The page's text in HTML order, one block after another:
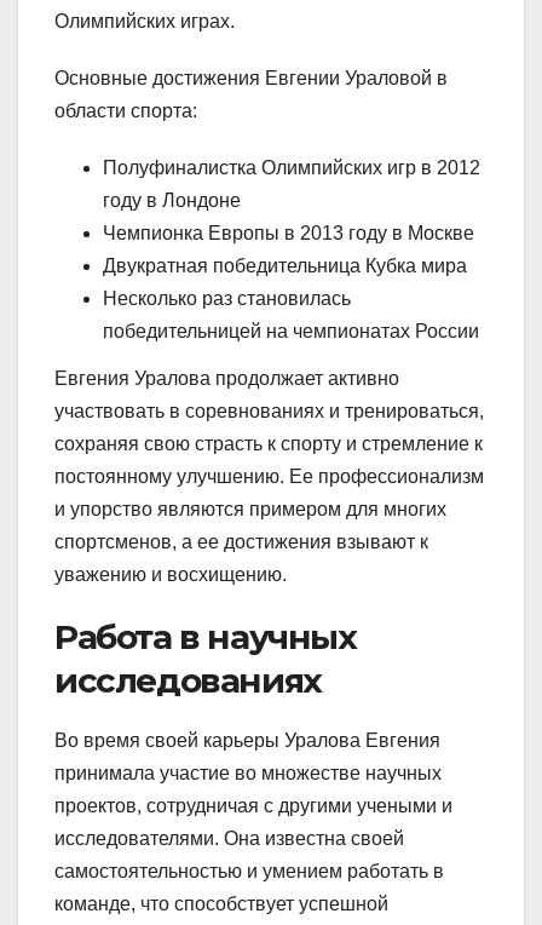
Олимпийских играх.
Основные достижения Евгении Ураловой в
области спорта:
Полуфиналистка Олимпийских игр в 2012
году в Лондоне
Чемпионка Европы в 2013 году в Москве
Двукратная победительница Кубка мира
Несколько раз становилась
победительницей на чемпионатах России
Евгения Уралова продолжает активно
участвовать в соревнованиях и тренироваться,
сохраняя свою страсть к спорту и стремление к
постоянному улучшению. Ее профессионализм
и упорство являются примером для многих
спортсменов, а ее достижения взывают к
уважению и восхищению.
Работа в научных
исследованиях
Во время своей карьеры Уралова Евгения
принимала участие во множестве научных
проектов, сотрудничая с другими учеными и
исследователями. Она известна своей
самостоятельностью и умением работать в
команде, что способствует успешной